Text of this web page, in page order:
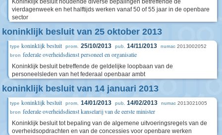
vierdagenweek en het halftijds werken vanaf 50 of 55 jaar in de openbare
sector
koninklijk besluit van 25 oktober 2013
type koninklijk besluit prom. 25/10/2013 pub. 14/11/2013 numac 2013002052
bron federale overheidsdienst personeel en organisatie
Koninklijk besluit betreffende de geldelijke loopbaan van de
personeelsleden van het federaal openbaar ambt
koninklijk besluit van 14 januari 2013
type koninklijk besluit prom. 14/01/2013 pub. 14/02/2013 numac 2013021005
bron federale overheidsdienst kanselarij van de eerste minister
Koninklijk besluit tot bepaling van de algemene uitvoeringsregels van de
overheidsopdrachten en van de concessies voor openbare werken